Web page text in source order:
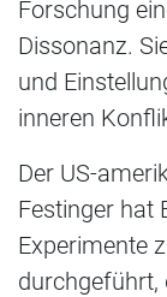
Forschung
Dissonanz.
und
inneren
Der US-
Festinger hat
Experimente